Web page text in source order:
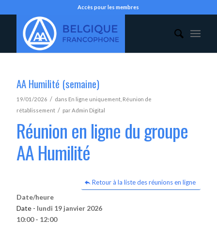
Accès pour les membres
AA Humilité (semaine)
19/01/2026 / dans En ligne uniquement, Réunion de
rétablissement / parAdmin Digital
Réunion en ligne du groupe
AA Humilité
Retour à la liste des réunions en ligne
Date/heure
Date - lundi 19 janvier 2026
10:00 - 12:00